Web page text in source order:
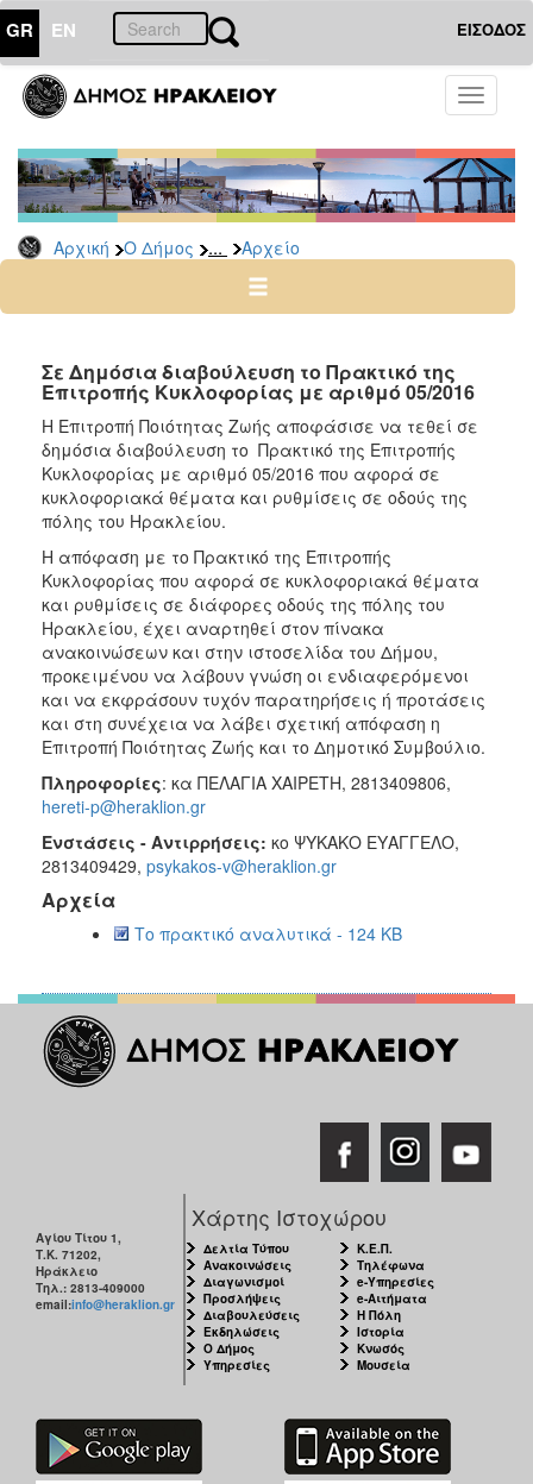
GR EN ΕΙΣΟΔΟΣ
Toggle
Αρχική Ο Δήμος ... Αρχείο
ΔΗΜΟΣ
Δημόσιες
Διαβουλεύσεις
Αρχείο
ΠΟΛΙΤΙΣΜΟΣ
ΑΝΘΕΚΤΙΚΗ
ΠΟΛΗ
Σε Δημόσια διαβούλευση το Πρακτικό της
Επιτροπής Κυκλοφορίας με αριθμό 05/2016
Η Επιτροπή Ποιότητας Ζωής αποφάσισε να τεθεί σε
δημόσια διαβούλευση το Πρακτικό της Επιτροπής
Κυκλοφορίας με αριθμό 05/2016 που αφορά σε
κυκλοφοριακά θέματα και ρυθμίσεις σε οδούς της
πόλης του Ηρακλείου.
H απόφαση με το Πρακτικό της Επιτροπής
Κυκλοφορίας που αφορά σε κυκλοφοριακά θέματα
και ρυθμίσεις σε διάφορες οδούς της πόλης του
Ηρακλείου, έχει αναρτηθεί στον πίνακα
ανακοινώσεων και στην ιστοσελίδα του Δήμου,
προκειμένου να λάβουν γνώση οι ενδιαφερόμενοι
και να εκφράσουν τυχόν παρατηρήσεις ή προτάσεις
και στη συνέχεια να λάβει σχετική απόφαση η
Επιτροπή Ποιότητας Ζωής και το Δημοτικό Συμβούλιο.
Πληροφορίες: κα ΠΕΛΑΓΙΑ ΧΑΙΡΕΤΗ, 2813409806,
hereti-p@heraklion.gr
Ενστάσεις - Αντιρρήσεις: κο ΨΥΚΑΚΟ ΕΥΑΓΓΕΛΟ,
2813409429, psykakos-v@heraklion.gr
Αρχεία
Το πρακτικό αναλυτικά - 124 KB
Αγίου Τίτου 1,
Τ.Κ. 71202,
Ηράκλειο
Τηλ.: 2813-409000
email:info@heraklion.gr
Χάρτης Ιστοχώρου
Δελτία Τύπου
Ανακοινώσεις
Διαγωνισμοί
Προσλήψεις
Διαβουλεύσεις
Εκδηλώσεις
Ο Δήμος
Υπηρεσίες
Κ.Ε.Π.
Τηλέφωνα
e-Υπηρεσίες
e-Αιτήματα
Η Πόλη
Ιστορία
Κνωσός
Μουσεία